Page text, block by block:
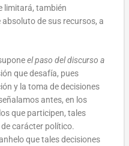
limitará, también
de sus recursos, a
el paso del discurso a
que desafía, pues
y la toma de decisiones
antes, en los
que participen, tales
carácter político.
que tales decisiones